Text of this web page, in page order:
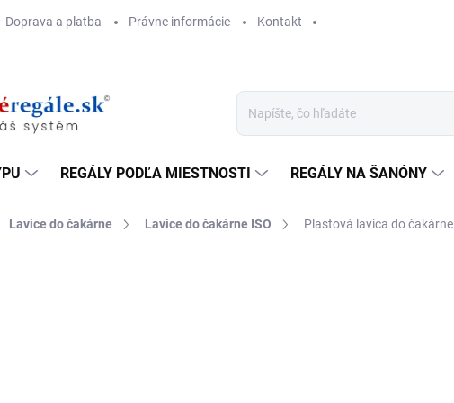
Doprava a platba Právne informácie Kontakt
REGÁLY PODĽA MIESTNOSTI REGÁLY NA ŠANÓNY
Lavice do čakárne Lavice do čakárne ISO Plastová lavica do